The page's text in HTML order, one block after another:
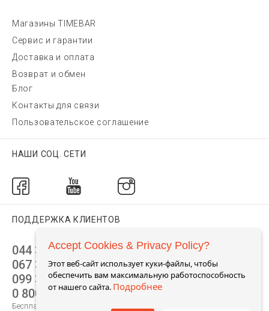
Магазины TIMEBAR
Сервис и гарантии
Доставка и оплата
Возврат и обмен
Блог
Контакты для связи
Пользовательское соглашение
НАШИ СОЦ. СЕТИ
ПОДДЕРЖКА КЛИЕНТОВ
044 392 44 45
067 344 14 44 (viber)
099 399 23 80
0 800 305 805
Бесплатно по Украине
Accept Cookies & Privacy Policy?
Этот веб-сайт использует куки-файлы, чтобы
обеспечить вам максимальную работоспособность
от нашего сайта. Подробнее